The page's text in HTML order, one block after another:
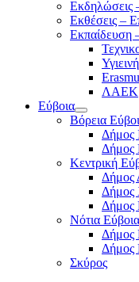
Εκδηλώσεις
Εκθέσεις –
Εκπαίδευση
ΛΑΕΚ
Εύβοια
Βόρεια
Δήμος
Δήμος
Κεντρική
Δήμος
Δήμος
Δήμος
Νότια Εύβοια
Δήμος
Δήμος
Σκύρος